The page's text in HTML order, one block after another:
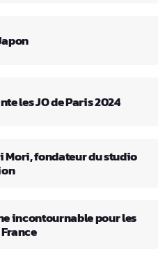
les JO de Paris 2024
Mori, fondateur du studio
incontournable pour les